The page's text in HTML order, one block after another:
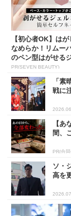
【初心者OK】は
なめらか！リムー
のペン型はがせる
イ...
PR(SEVEN BEAUTY)
「
戦に
【
間、
PR(合
ソ・
高を